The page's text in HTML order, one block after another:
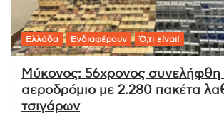
Ελλάδα Ενδιαφέρουν Ό,τι είναι!
Μύκονος: 56χρονος συνελήφθη
αεροδρόμιο με 2.280 πακέτα
τσιγάρων